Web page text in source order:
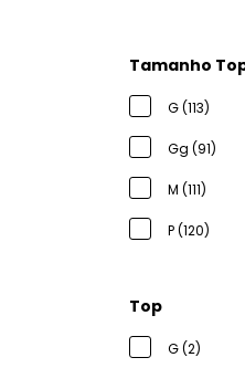
Tamanho
G (113)
Gg (91)
M (111)
P (120)
Top
G (2)